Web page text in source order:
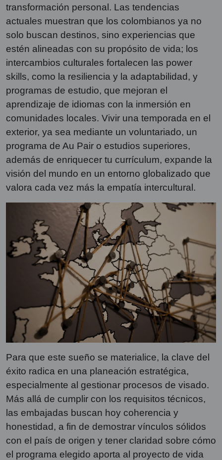
transformación personal. Las tendencias
actuales muestran que los colombianos ya no
solo buscan destinos, sino experiencias que
estén alineadas con su propósito de vida; los
intercambios culturales fortalecen las power
skills, como la resiliencia y la adaptabilidad, y
programas de estudio, que mejoran el
aprendizaje de idiomas con la inmersión en
comunidades locales. Vivir una temporada en el
exterior, ya sea mediante un voluntariado, un
programa de Au Pair o estudios superiores,
además de enriquecer tu currículum, expande la
visión del mundo en un entorno globalizado que
valora cada vez más la empatía intercultural.
Para que este sueño se materialice, la clave del
éxito radica en una planeación estratégica,
especialmente al gestionar procesos de visado.
Más allá de cumplir con los requisitos técnicos,
las embajadas buscan hoy coherencia y
honestidad, a fin de demostrar vínculos sólidos
con el país de origen y tener claridad sobre cómo
el programa elegido aporta al proyecto de vida